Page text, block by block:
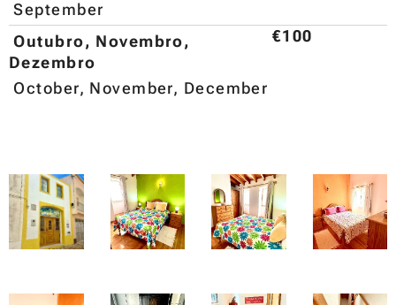
September
Outubro, Novembro,
Dezembro
October, November, December
€100